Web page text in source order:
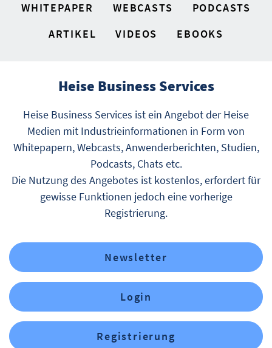
WHITEPAPER WEBCASTS
PODCASTS
ARTIKEL
VIDEOS EBOOKS
Heise Business Services
Heise Business Services ist ein Angebot der Heise
Medien mit Industrieinformationen in Form von
Whitepapern, Webcasts, Anwenderberichten, Studien,
Podcasts, Chats etc.
Die Nutzung des Angebotes ist kostenlos, erfordert für
gewisse Funktionen jedoch eine vorherige
Registrierung.
Newsletter
Login
Registrierung